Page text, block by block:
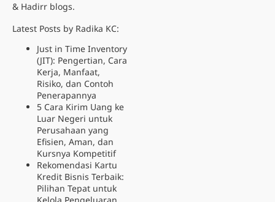
& Hadirr blogs.
Latest Posts by Radika KC:
Just in Time Inventory
(JIT): Pengertian, Cara
Kerja, Manfaat,
Risiko, dan Contoh
Penerapannya
5 Cara Kirim Uang ke
Luar Negeri untuk
Perusahaan yang
Efisien, Aman, dan
Kursnya Kompetitif
Rekomendasi Kartu
Kredit Bisnis Terbaik:
Pilihan Tepat untuk